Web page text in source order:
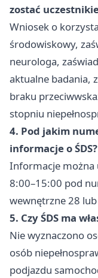
zostać
Wniosek o
środowiskowy,
neurologa,
aktualne badania,
braku
stopniu
4. Pod jakim
informacje o ŚDS?
Informacje można
8:00–15:00 pod
wewnętrzne 28
5. Czy ŚDS ma
Nie wyznaczono
osób
podjazdu